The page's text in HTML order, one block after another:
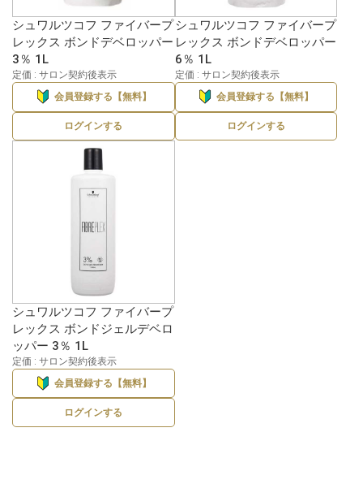
シュワルツコフ ファイバープ
レックス ボンドデベロッパー
3％ 1L
定価 : サロン契約後表示
会員登録する【無料】
ログインする
シュワルツコフ ファイバープ
レックス ボンドデベロッパー
6％ 1L
定価 : サロン契約後表示
会員登録する【無料】
ログインする
シュワルツコフ ファイバープ
レックス ボンドジェルデベロ
ッパー 3％ 1L
定価 : サロン契約後表示
会員登録する【無料】
ログインする